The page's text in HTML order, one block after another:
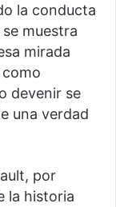
la conducta
muestra
mirada
devenir se
una verdad
por
la historia